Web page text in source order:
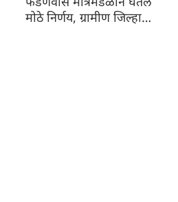
होणार
मोठे निर्णय, ग्रामीण जिल्हा